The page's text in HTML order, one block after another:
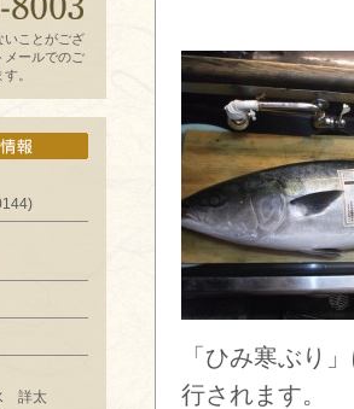
ことがござ
メールでのご
。
詳太
「ひみ寒ぶり
行されます。